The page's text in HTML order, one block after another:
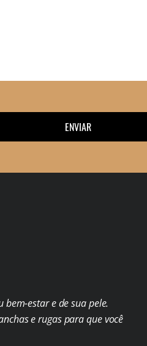
ENVIAR
estar e de sua pele.
e rugas para que você